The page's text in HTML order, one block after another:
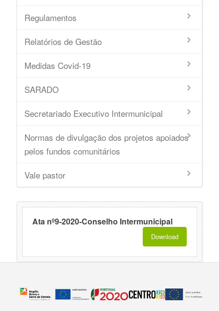
Regulamentos
Relatórios de Gestão
Medidas Covid-19
SARADO
Secretariado Executivo Intermunicipal
Normas de divulgação dos projetos apoiados
pelos fundos comunitários
Vale pastor
Ata nº9-2020-Conselho Intermunicipal
Download